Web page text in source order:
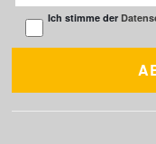
Ich stimme der